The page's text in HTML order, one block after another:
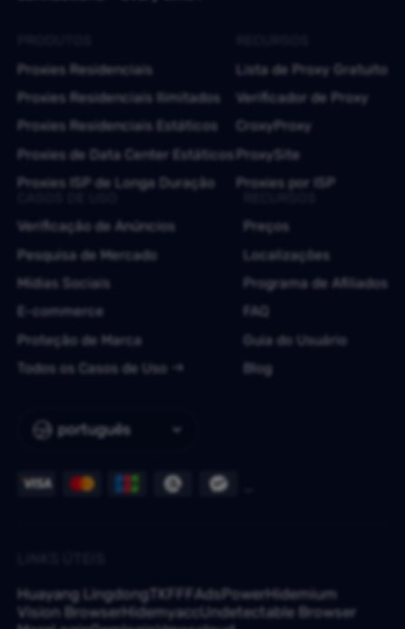
português
Proxies Residenciais
Proxies Residenciais Ilimitados
Proxies Residenciais Estáticos
Proxies de Data Center Estáticos
Proxies ISP de Longa Duração
Lista de Proxy Gratuito
Verificador de Proxy
CroxyProxy
ProxySite
Proxies por ISP
Verificação de Anúncios
Pesquisa de Mercado
Mídias Sociais
E-commerce
Proteção de Marca
Todos os Casos de Uso
Preços
Localizações
Programa de Afiliados
FAQ
Guia do Usuário
Blog
Huayang Lingdong TKFFF AdsPowerHidemium
Vision BrowserHidemyaccUndetectable Browser